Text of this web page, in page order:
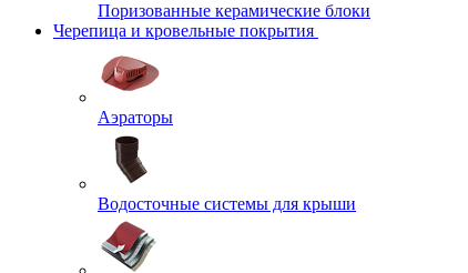
Поризованные керамические блоки
Черепица и кровельные покрытия
Аэраторы
Водосточные системы для крыши